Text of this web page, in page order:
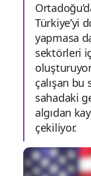
Türkiye’yi
yapmasa
sektörleri
çalışan bu
sahadaki
algıdan
çekiliyor.